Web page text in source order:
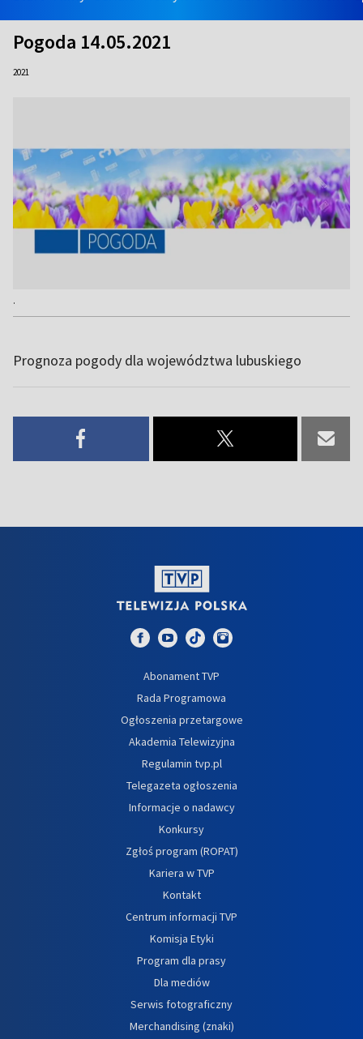
Pogoda 14.05.2021
2021
.
Prognoza pogody dla województwa lubuskiego
Abonament TVP
Rada Programowa
Ogłoszenia przetargowe
Akademia Telewizyjna
Regulamin tvp.pl
Telegazeta ogłoszenia
Informacje o nadawcy
Konkursy
Zgłoś program (ROPAT)
Kariera w TVP
Kontakt
Centrum informacji TVP
Komisja Etyki
Program dla prasy
Dla mediów
Serwis fotograficzny
Merchandising (znaki)